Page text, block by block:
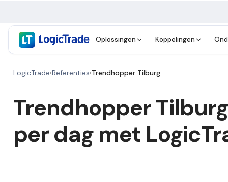
Oplossingen Koppelingen
LogicTrade›Referenties›Trendhopper Tilburg
Trendhopper
per dag met